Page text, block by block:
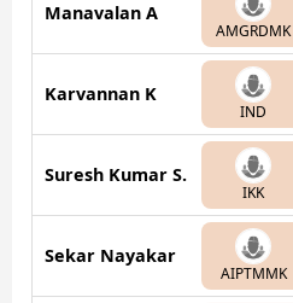
Manavalan A
AMGRDMK
Karvannan K
IND
Suresh Kumar S.
IKK
Sekar Nayakar
AIPTMMK